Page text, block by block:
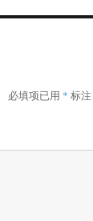
必填项已用 * 标注